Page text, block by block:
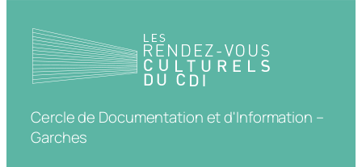
Cercle de Documentation et d'Information –
Garches